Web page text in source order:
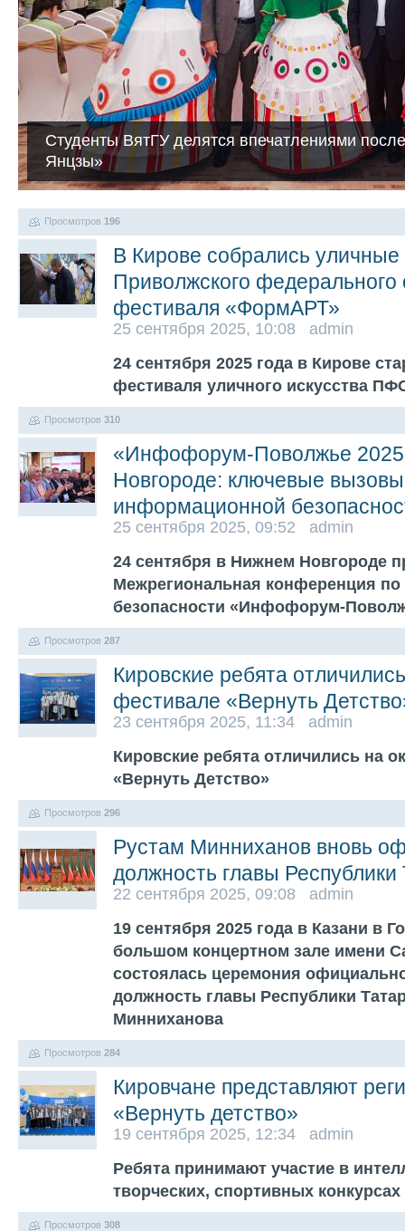
Студенты ВятГУ делятся впечатлениями
Янцзы»
Просмотров 196
В Кирове собрались уличные
Приволжского федерального
фестиваля «ФормАРТ»
25 сентября 2025, 10:08 admin
24 сентября 2025 года в Кирове
фестиваля уличного искусства
Просмотров 310
«Инфофорум-Поволжье
Новгороде: ключевые
информационной
25 сентября 2025, 09:52 admin
24 сентября в Нижнем Новгороде
Межрегиональная конференция
безопасности «Инфофорум-
Просмотров 287
Кировские ребята
фестивале «Вернуть
23 сентября 2025, 11:34 admin
Кировские ребята отличились на
«Вернуть Детство»
Просмотров 296
Рустам Минниханов вновь
должность главы Республики
22 сентября 2025, 09:08 admin
19 сентября 2025 года в Казани в
большом концертном зале имени
состоялась церемония
должность главы Республики
Минниханова
Просмотров 284
Кировчане представляют
«Вернуть детство»
19 сентября 2025, 12:34 admin
Ребята принимают участие в
творческих, спортивных конкурсах
Просмотров 308